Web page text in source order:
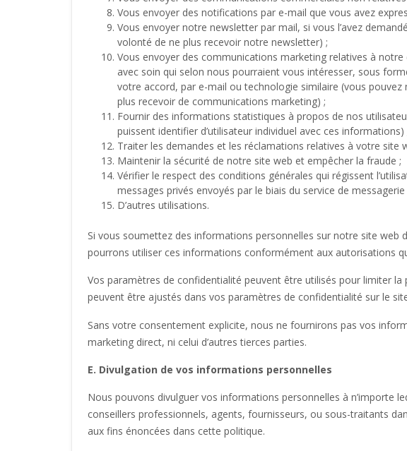
Vous envoyer des notifications par e-mail que vous avez
Vous envoyer notre newsletter par mail, si vous l’avez
volonté de ne plus recevoir notre newsletter) ;
Vous envoyer des communications marketing relatives à
avec soin qui selon nous pourraient vous intéresser, sous
votre accord, par e-mail ou technologie similaire (vous
plus recevoir de communications marketing) ;
Fournir des informations statistiques à propos de nos
puissent identifier d’utilisateur individuel avec ces informations)
Traiter les demandes et les réclamations relatives à votre site
Maintenir la sécurité de notre site web et empêcher la fraude ;
Vérifier le respect des conditions générales qui régissent
messages privés envoyés par le biais du service de
D’autres utilisations.
Si vous soumettez des informations personnelles sur notre site web
pourrons utiliser ces informations conformément aux autorisations
Vos paramètres de confidentialité peuvent être utilisés pour limiter
peuvent être ajustés dans vos paramètres de confidentialité sur le
Sans votre consentement explicite, nous ne fournirons pas vos
marketing direct, ni celui d’autres tierces parties.
E. Divulgation de vos informations personnelles
Nous pouvons divulguer vos informations personnelles à n’importe
conseillers professionnels, agents, fournisseurs, ou sous-traitants
aux fins énoncées dans cette politique.